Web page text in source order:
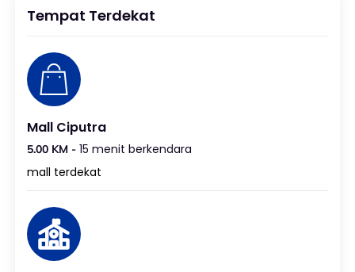
Tempat Terdekat
Mall Ciputra
5.00 KM - 15 menit berkendara
mall terdekat